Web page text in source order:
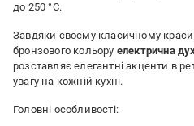
до 250 °C.
Завдяки своєму класичному
бронзового кольору електрична
розставляє елегантні акценти в
увагу на кожній кухні.
Головні особливості: